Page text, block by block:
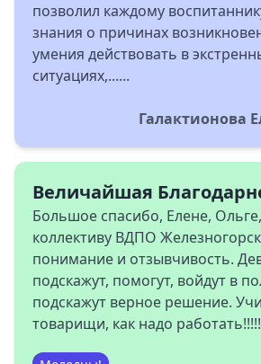
позволил каждому
знания о причинах
умения действовать в
ситуациях,......
Галактионова
Величайшая
Большое спасибо, Елене,
коллективу ВДПО
понимание и отзывчивость.
подскажут, помогут, войдут в
подскажут верное решение.
товарищи, как надо